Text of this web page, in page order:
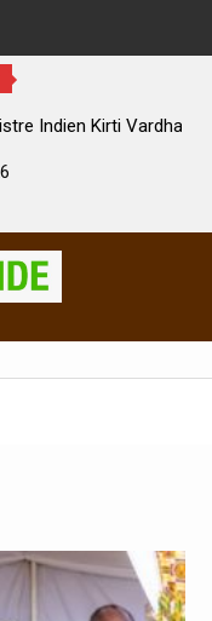
Vardhan Singh à